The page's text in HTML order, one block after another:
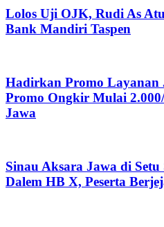
Lolos Uji OJK, Rudi As
Bank Mandiri Taspen
Hadirkan Promo Layanan
Promo Ongkir Mulai
Jawa
Sinau Aksara Jawa di
Dalem HB X, Peserta